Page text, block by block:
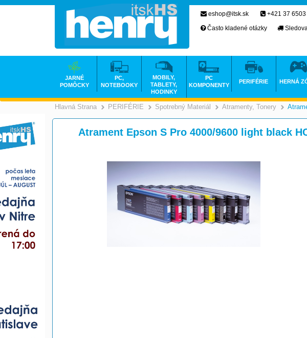
Hlavná Strana >
PERIFÉRIE >
Spotrebný Materiál >
Atramenty, Tonery
Atrament Epson S Pro 4000/9600 light black
eshop@itsk.sk +421 37
Často kladené otázky
JARNÉ
POMÔCKY
PC,
NOTEBOOKY
MOBILY,
TABLETY,
HODINKY
PC
KOMPONENTY
PERIFÉRIE HERNÁ